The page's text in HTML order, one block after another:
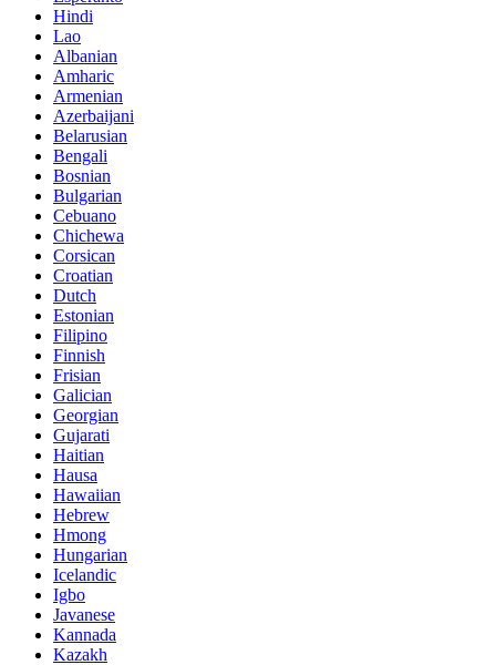
Hindi
Lao
Albanian
Amharic
Armenian
Azerbaijani
Belarusian
Bengali
Bosnian
Bulgarian
Cebuano
Chichewa
Corsican
Croatian
Dutch
Estonian
Filipino
Finnish
Frisian
Galician
Georgian
Gujarati
Haitian
Hausa
Hawaiian
Hebrew
Hmong
Hungarian
Icelandic
Igbo
Javanese
Kannada
Kazakh